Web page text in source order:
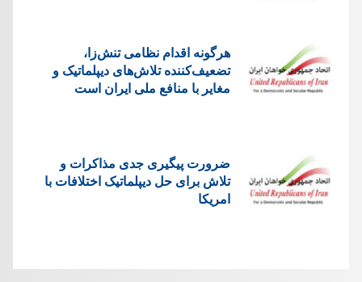
هرگونه اقدام نظامی تنش‌زا،
تضعیف‌کننده تلاش‌های دیپلماتیک و
مغایر با منافع ملی ایران است
ضرورت پیگیری جدی مذاکرات و
تلاش برای حل دیپلماتیک اختلافات با
امریکا